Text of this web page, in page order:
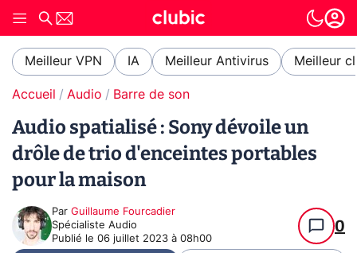
Meilleur VPN IA Meilleur Antivirus Meilleur
Accueil Audio Barre de son
Audio spatialisé : Sony dévoile un
drôle de trio d'enceintes portables
pour la maison
Par Guillaume Fourcadier
Spécialiste Audio
Publié le 06 juillet 2023 à 08h00
0